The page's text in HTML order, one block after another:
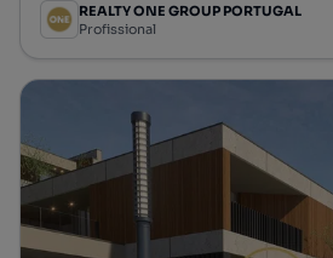
REALTY ONE GROUP PORTUGAL
Profissional